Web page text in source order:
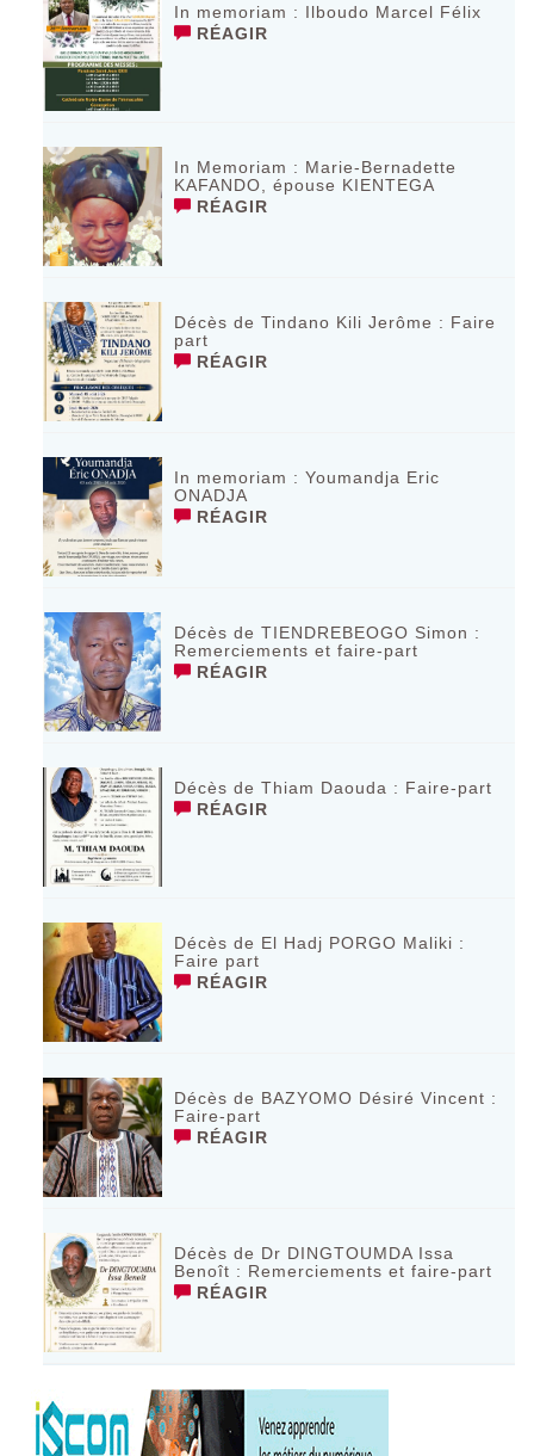
In memoriam : Ilboudo Marcel Félix
RÉAGIR
In Memoriam : Marie-Bernadette
KAFANDO, épouse KIENTEGA
RÉAGIR
Décès de Tindano Kili Jerôme : Faire
part
RÉAGIR
In memoriam : Youmandja Eric
ONADJA
RÉAGIR
Décès de TIENDREBEOGO Simon :
Remerciements et faire-part
RÉAGIR
Décès de Thiam Daouda : Faire-part
RÉAGIR
Décès de El Hadj PORGO Maliki :
Faire part
RÉAGIR
Décès de BAZYOMO Désiré Vincent :
Faire-part
RÉAGIR
Décès de Dr DINGTOUMDA Issa
Benoît : Remerciements et faire-part
RÉAGIR